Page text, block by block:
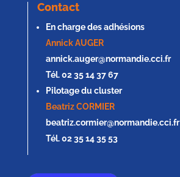
Contact
En charge des adhésions
Annick AUGER
annick.auger@normandie.cci.fr
Tél. 02 35 14 37 67
Pilotage du cluster
Beatriz CORMIER
beatriz.cormier@normandie.cci.fr
Tél. 02 35 14 35 53